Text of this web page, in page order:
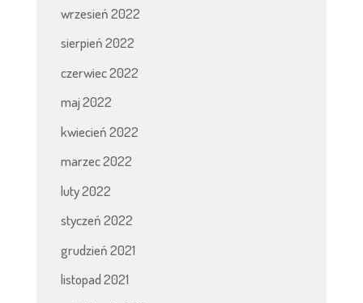
wrzesień 2022
sierpień 2022
czerwiec 2022
maj 2022
kwiecień 2022
marzec 2022
luty 2022
styczeń 2022
grudzień 2021
listopad 2021